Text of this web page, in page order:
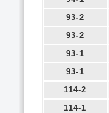
93-2
93-2
93-1
93-1
114-2
114-1